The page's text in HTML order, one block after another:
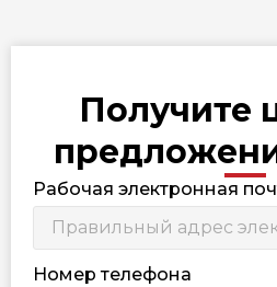
Получите
Рабочая электронная
Номер телефона